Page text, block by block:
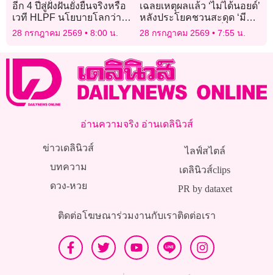
อีก 4 ปีสู่ฝั่งฝันยั่งยืนจริงหรือ
เวที HLPF นโยบายโลกว่า
อย่างไร
28 กรกฎาคม 2569 8:00 น.
เฉลยเหตุผลแล้ว ‘ไม่ได้นอยด์’
หลังประโยคชวนสะดุด ‘มีฝน
ดาวตก แต่ไม่ต้องดูก็ได้’
28 กรกฎาคม 2569 7:55 น.
อ่านความจริง อ่านเดลินิวส์
ข่าวเดลินิวส์
บทความ
ดวง-หวย
ไลฟ์สไตล์
เดลินิวส์clips
PR by dataxet
ติดต่อโฆษณาร่วมงานกับเราติดต่อเรา